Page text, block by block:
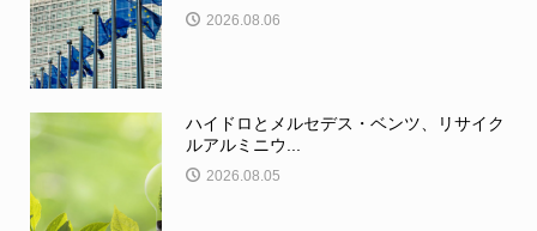
2026.08.06
ハイドロとメルセデス・ベンツ、リサイク
ルアルミニウ...
2026.08.05